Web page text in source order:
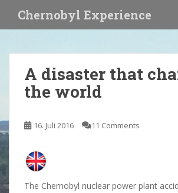
i
n
c
o
n
Chernobyl Experience
A disaster that
the world
16. Juli 2016 11 Comments
The Chernobyl nuclear power plant